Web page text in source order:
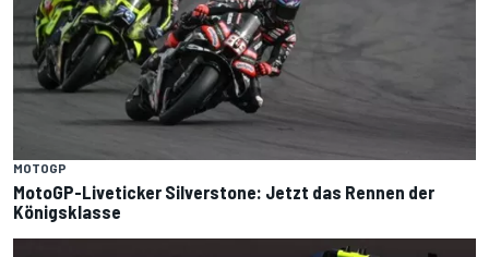
MOTOGP
MotoGP-Liveticker Silverstone: Jetzt das Rennen der
Königsklasse